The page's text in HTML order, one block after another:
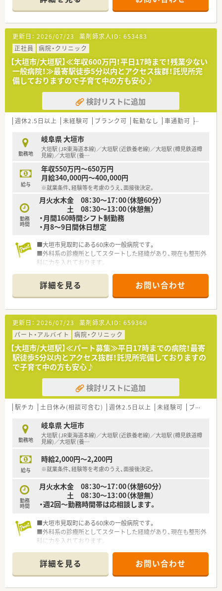
■勤務時間は平日17:00まで、残業時間も少なめのため、ご家庭
やプライベートと両立が可能です。
■託児所を完備しているため、子育て中の方も安心して働ける環
境です。
■ご経験に応じご年収600万も相談可能です。
更新日： 2026/07/23 薬剤師求人ID： 653483
正社員
病院・クリニック
【大垣市/大垣駅】≪年収600万円！平日17時まで！残業少ない
一般病院！≫最寄駅徒歩5分以内とアクセス抜群！託児所完
備しておりますので子育て中の方も安心♪
検討リストに追加
週休2.5日以上 未経験可 ブランク可 転勤なし 車通勤可 高給与
勤務地
岐阜県 大垣市
大垣駅 (JR東海道本線)／大垣駅 (近鉄養老線)／大垣駅 (樽見鉄道樽
見線)／大垣駅 (養…
給与
年収550万円～650万円
月給340,000円～400,000円
※就業条件、経験等を考慮のうえ、面接後決定。
勤務
時間
月火水木金 08：30～17：00（休憩60分）
土 08：30～13：00（休憩無）
・月間160時間シフト制勤務
・月8～9日間休日想定
■大垣市見取町にある60床の一般病院です。
■外科系の診療所としてスタートした経緯があり、現在も整形外
科に力を入れております。
利です。
■勤務時間は平日17:00まで、残業時間も少なめのため、ご家庭
やプライベートと両立が可能です。
■託児所を完備しているため、子育て中の方も安心して働ける環
境です。
■ご経験に応じご年収600万も相談可能です。
詳細を見る お問い合わせ
更新日： 2026/07/23 薬剤師求人ID： 659360
パート・アルバイト
病院・クリニック
【大垣市/大垣駅】≪パート募集≫平日17時までの病院！最寄
駅徒歩5分以内とアクセス抜群！託児所完備しておりますの
で子育て中の方も安心♪
検討リストに追加
駅チカ 土日休み(相談可含む) 週休2.5日以上 未経験可 ブランク可
勤務地
岐阜県 大垣市
大垣駅 (JR東海道本線)／大垣駅 (近鉄養老線)／大垣駅 (樽見鉄道樽
見線)／大垣駅 (養…
給与
時給2,000円～2,200円
※就業条件、経験等を考慮のうえ、面接後決定。
勤務
時間
月火水木金 08：30～17：00（休憩60分）
土 08：30～13：00（休憩無）
・週2回～勤務時間帯は応相談します。
■大垣市見取町にある60床の一般病院です。
■外科系の診療所としてスタートした経緯があり、現在も整形外
科に力を入れております。
利です。
■勤務時間は平日17:00まで、残業時間も少なめのため、ご家庭
やプライベートと両立が可能です。
■託児所を完備しているため、子育て中の方も安心して働ける環
詳細を見る お問い合わせ